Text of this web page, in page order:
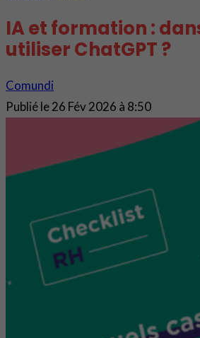
IA et formation :
utiliser ChatGPT ?
Comundi
Publié le26 Fév 2026 à 8:50